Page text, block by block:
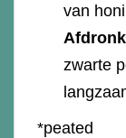
van
zwarte
*peated